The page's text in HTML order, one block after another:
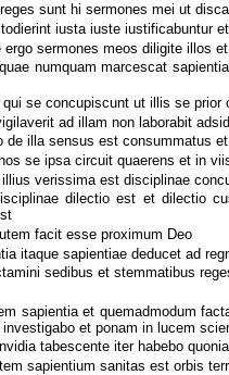
sunt hi sermones mei ut
iusta iuste iustificabuntur
ergo sermones meos diligite illos
numquam marcescat
qui se concupiscunt ut illis se prior
ad illam non laborabit
de illa sensus est consummatus
se ipsa circuit quaerens et in
verissima est disciplinae
dilectio est et dilectio
facit esse proximum Deo
itaque sapientiae deducet ad
sedibus et stemmatibus
sapientia et quemadmodum
et ponam in lucem
tabescente iter habebo
sapientium sanitas est orbis